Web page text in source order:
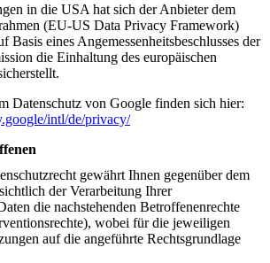
in die USA hat sich der Anbieter dem
(EU-US Data Privacy Framework)
Basis eines Angemessenheitsbeschlusses der
die Einhaltung des europäischen
Datenschutz von Google finden sich hier:
/intl/de/privacy/
gewährt Ihnen gegenüber dem
der Verarbeitung Ihrer
die nachstehenden Betroffenenrechte
wobei für die jeweiligen
auf die angeführte Rechtsgrundlage